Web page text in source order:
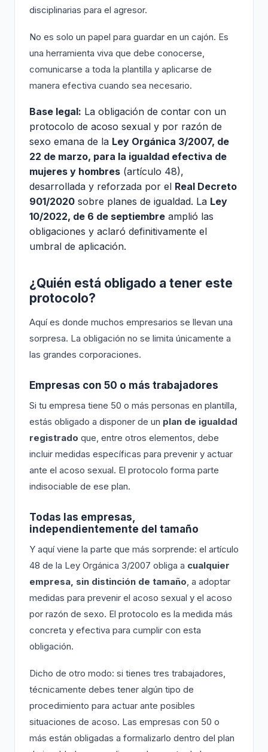
disciplinarias para el agresor.
No es solo un papel para guardar en un cajón. Es
una herramienta viva que debe conocerse,
comunicarse a toda la plantilla y aplicarse de
manera efectiva cuando sea necesario.
Base legal: La obligación de contar con un
protocolo de acoso sexual y por razón de
sexo emana de la Ley Orgánica 3/2007, de
22 de marzo, para la igualdad efectiva de
mujeres y hombres (artículo 48),
desarrollada y reforzada por el Real Decreto
901/2020 sobre planes de igualdad. La Ley
10/2022, de 6 de septiembre amplió las
obligaciones y aclaró definitivamente el
umbral de aplicación.
¿Quién está obligado a tener este
protocolo?
Aquí es donde muchos empresarios se llevan una
sorpresa. La obligación no se limita únicamente a
las grandes corporaciones.
Empresas con 50 o más trabajadores
Si tu empresa tiene 50 o más personas en plantilla,
estás obligado a disponer de un plan de igualdad
registrado que, entre otros elementos, debe
incluir medidas específicas para prevenir y actuar
ante el acoso sexual. El protocolo forma parte
indisociable de ese plan.
Todas las empresas,
independientemente del tamaño
Y aquí viene la parte que más sorprende: el artículo
48 de la Ley Orgánica 3/2007 obliga a cualquier
empresa, sin distinción de tamaño, a adoptar
medidas para prevenir el acoso sexual y el acoso
por razón de sexo. El protocolo es la medida más
concreta y efectiva para cumplir con esta
obligación.
Dicho de otro modo: si tienes tres trabajadores,
técnicamente debes tener algún tipo de
procedimiento para actuar ante posibles
situaciones de acoso. Las empresas con 50 o
más están obligadas a formalizarlo dentro del plan